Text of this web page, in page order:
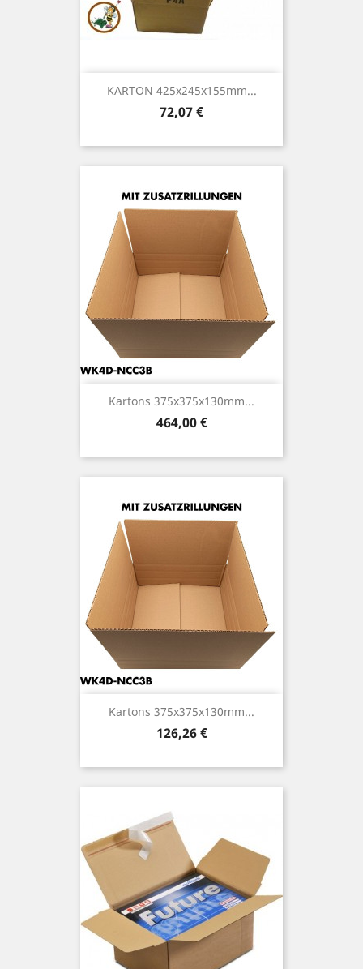
KARTON 425x245x155mm...
Preis
72,07 €
Kartons 375x375x130mm...
Preis
464,00 €
Kartons 375x375x130mm...
Preis
126,26 €